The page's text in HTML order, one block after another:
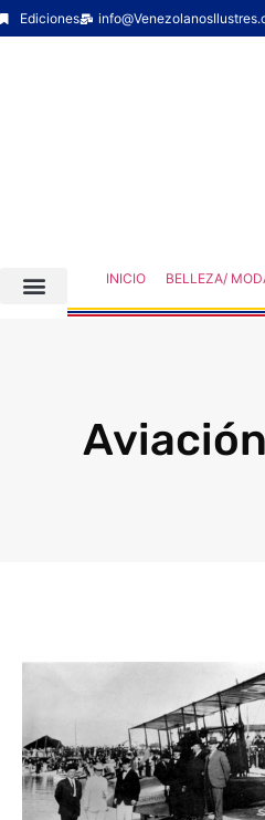
Ediciones
INICIO BELLEZA/
Aviación